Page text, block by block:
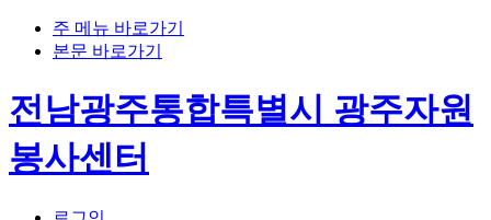
주 메뉴 바로가기
본문 바로가기
전남광주통합특별시 광주자원
봉사센터